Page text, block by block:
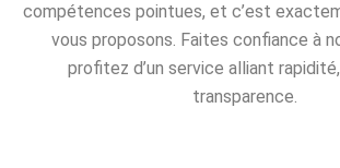
compétences pointues, et c’est
vous proposons. Faites confiance à
profitez d’un service alliant
transparence.